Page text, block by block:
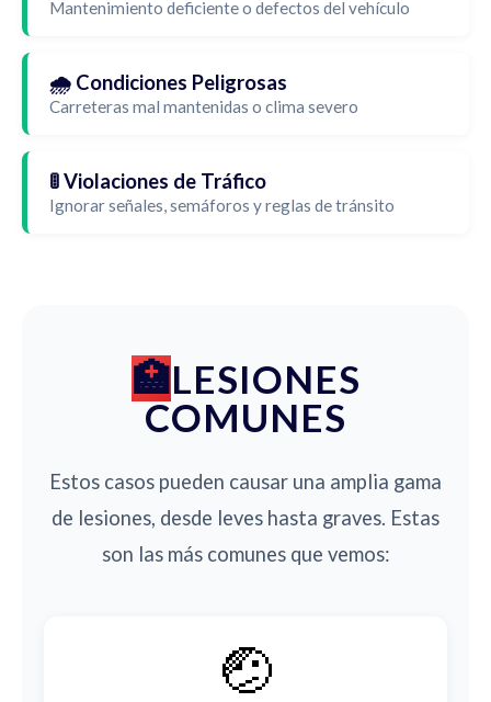
Mantenimiento deficiente o defectos del vehículo
🌧️ Condiciones Peligrosas
Carreteras mal mantenidas o clima severo
🚦 Violaciones de Tráfico
Ignorar señales, semáforos y reglas de tránsito
LESIONES
COMUNES
Estos casos pueden causar una amplia gama
de lesiones, desde leves hasta graves. Estas
son las más comunes que vemos:
🤕